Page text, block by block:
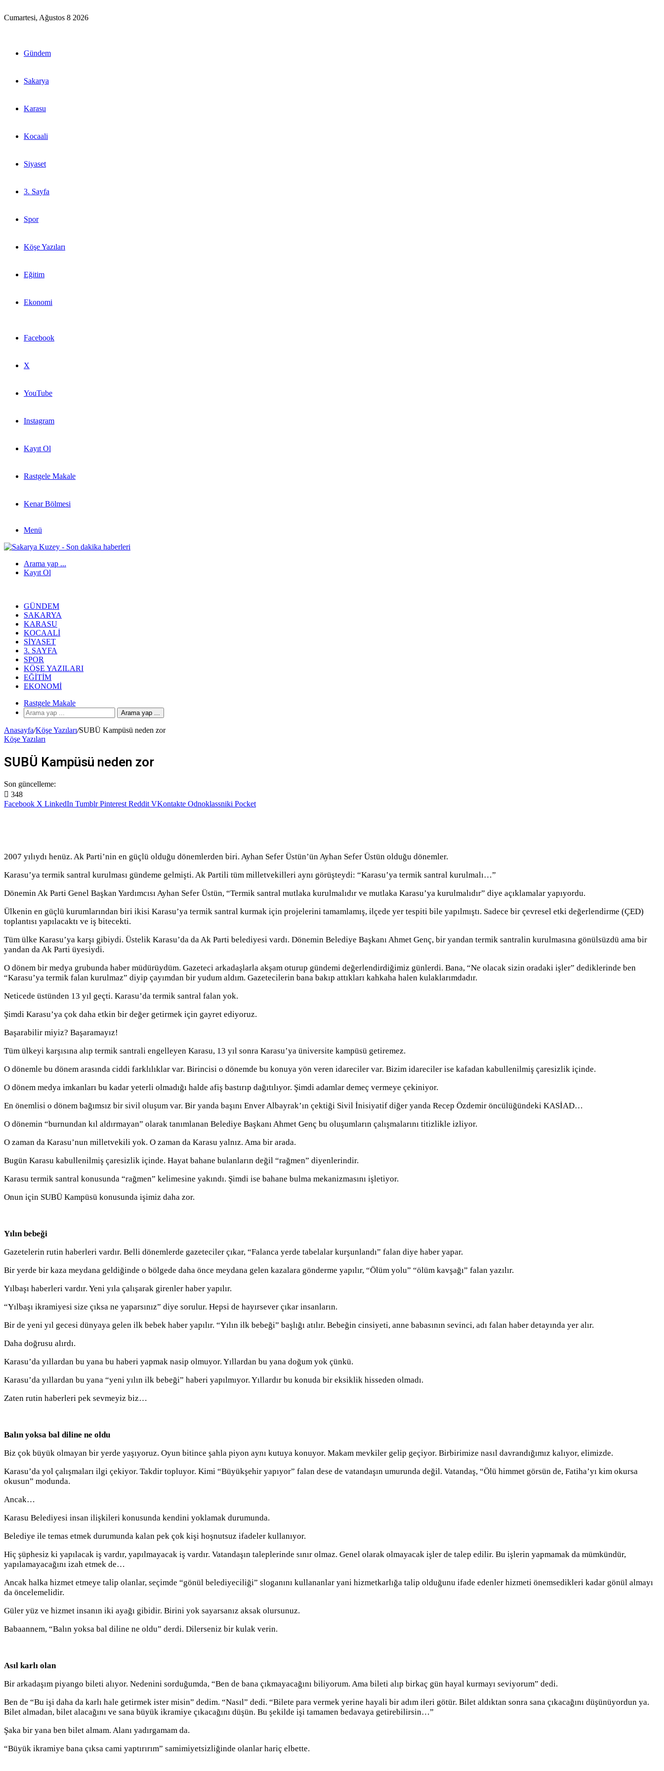
Cumartesi, Ağustos 8 2026
Gündem
Sakarya
Karasu
Kocaali
Siyaset
3. Sayfa
Spor
Köşe Yazıları
Eğitim
Ekonomi
Facebook
X
YouTube
Instagram
Kayıt Ol
Rastgele Makale
Kenar Bölmesi
Menü
Arama yap ...
Kayıt Ol
GÜNDEM
SAKARYA
KARASU
KOCAALI
SIYASET
3. SAYFA
SPOR
KÖŞE YAZILARI
EĞITIM
EKONOMI
Rastgele Makale
Arama yap ...
Anasayfa/Köşe Yazıları/SUBÜ Kampüsü neden zor
Köşe Yazıları
SUBÜ Kampüsü neden zor
Son güncelleme:
348
Facebook X LinkedIn Tumblr Pinterest Reddit VKontakte Odnoklassniki Pocket
2007 yılıydı henüz. Ak Parti’nin en güçlü olduğu dönemlerden biri. Ayhan Sefer Üstün’ün Ayhan Sefer Üstün olduğu dönemler.
Karasu’ya termik santral kurulması gündeme gelmişti. Ak Partili tüm milletvekilleri aynı görüşteydi: “Karasu’ya termik santral kurulmalı…”
Dönemin Ak Parti Genel Başkan Yardımcısı Ayhan Sefer Üstün, “Termik santral mutlaka kurulmalıdır ve mutlaka Karasu’ya kurulmalıdır” diye açıklamalar yapıyordu.
Ülkenin en güçlü kurumlarından biri ikisi Karasu’ya termik santral kurmak için projelerini tamamlamış, ilçede yer tespiti bile yapılmıştı. Sadece bir çevresel etki değerlendirme (ÇED)
toplantısı yapılacaktı ve iş bitecekti.
Tüm ülke Karasu’ya karşı gibiydi. Üstelik Karasu’da da Ak Parti belediyesi vardı. Dönemin Belediye Başkanı Ahmet Genç, bir yandan termik santralin kurulmasına gönülsüzdü ama bir
yandan da Ak Parti üyesiydi.
O dönem bir medya grubunda haber müdürüydüm. Gazeteci arkadaşlarla akşam oturup gündemi değerlendirdiğimiz günlerdi. Bana, “Ne olacak sizin oradaki işler” dediklerinde ben
“Karasu’ya termik falan kurulmaz” diyip çayımdan bir yudum aldım. Gazetecilerin bana bakıp attıkları kahkaha halen kulaklarımdadır.
Neticede üstünden 13 yıl geçti. Karasu’da termik santral falan yok.
Şimdi Karasu’ya çok daha etkin bir değer getirmek için gayret ediyoruz.
Başarabilir miyiz? Başaramayız!
Tüm ülkeyi karşısına alıp termik santrali engelleyen Karasu, 13 yıl sonra Karasu’ya üniversite kampüsü getiremez.
O dönemle bu dönem arasında ciddi farklılıklar var. Birincisi o dönemde bu konuya yön veren idareciler var. Bizim idareciler ise kafadan kabullenilmiş çaresizlik içinde.
O dönem medya imkanları bu kadar yeterli olmadığı halde afiş bastırıp dağıtılıyor. Şimdi adamlar demeç vermeye çekiniyor.
En önemlisi o dönem bağımsız bir sivil oluşum var. Bir yanda başını Enver Albayrak’ın çektiği Sivil İnisiyatif diğer yanda Recep Özdemir öncülüğündeki KASİAD…
O dönemin “burnundan kıl aldırmayan” olarak tanımlanan Belediye Başkanı Ahmet Genç bu oluşumların çalışmalarını titizlikle izliyor.
O zaman da Karasu’nun milletvekili yok. O zaman da Karasu yalnız. Ama bir arada.
Bugün Karasu kabullenilmiş çaresizlik içinde. Hayat bahane bulanların değil “rağmen” diyenlerindir.
Karasu termik santral konusunda “rağmen” kelimesine yakındı. Şimdi ise bahane bulma mekanizmasını işletiyor.
Onun için SUBÜ Kampüsü konusunda işimiz daha zor.
Yılın bebeği
Gazetelerin rutin haberleri vardır. Belli dönemlerde gazeteciler çıkar, “Falanca yerde tabelalar kurşunlandı” falan diye haber yapar.
Bir yerde bir kaza meydana geldiğinde o bölgede daha önce meydana gelen kazalara gönderme yapılır, “Ölüm yolu” “ölüm kavşağı” falan yazılır.
Yılbaşı haberleri vardır. Yeni yıla çalışarak girenler haber yapılır.
“Yılbaşı ikramiyesi size çıksa ne yaparsınız” diye sorulur. Hepsi de hayırsever çıkar insanların.
Bir de yeni yıl gecesi dünyaya gelen ilk bebek haber yapılır. “Yılın ilk bebeği” başlığı atılır. Bebeğin cinsiyeti, anne babasının sevinci, adı falan haber detayında yer alır.
Daha doğrusu alırdı.
Karasu’da yıllardan bu yana bu haberi yapmak nasip olmuyor. Yıllardan bu yana doğum yok çünkü.
Karasu’da yıllardan bu yana “yeni yılın ilk bebeği” haberi yapılmıyor. Yıllardır bu konuda bir eksiklik hisseden olmadı.
Zaten rutin haberleri pek sevmeyiz biz…
Balın yoksa bal diline ne oldu
Biz çok büyük olmayan bir yerde yaşıyoruz. Oyun bitince şahla piyon aynı kutuya konuyor. Makam mevkiler gelip geçiyor. Birbirimize nasıl davrandığımız kalıyor, elimizde.
Karasu’da yol çalışmaları ilgi çekiyor. Takdir topluyor. Kimi “Büyükşehir yapıyor” falan dese de vatandaşın umurunda değil. Vatandaş, “Ölü himmet görsün de, Fatiha’yı kim okursa
okusun” modunda.
Ancak…
Karasu Belediyesi insan ilişkileri konusunda kendini yoklamak durumunda.
Belediye ile temas etmek durumunda kalan pek çok kişi hoşnutsuz ifadeler kullanıyor.
Hiç şüphesiz ki yapılacak iş vardır, yapılmayacak iş vardır. Vatandaşın taleplerinde sınır olmaz. Genel olarak olmayacak işler de talep edilir. Bu işlerin yapmamak da mümkündür,
yapılamayacağını izah etmek de…
Ancak halka hizmet etmeye talip olanlar, seçimde “gönül belediyeciliği” sloganını kullananlar yani hizmetkarlığa talip olduğunu ifade edenler hizmeti önemsedikleri kadar gönül almayı
da öncelemelidir.
Güler yüz ve hizmet insanın iki ayağı gibidir. Birini yok sayarsanız aksak olursunuz.
Babaannem, “Balın yoksa bal diline ne oldu” derdi. Dilerseniz bir kulak verin.
Asıl karlı olan
Bir arkadaşım piyango bileti alıyor. Nedenini sorduğumda, “Ben de bana çıkmayacağını biliyorum. Ama bileti alıp birkaç gün hayal kurmayı seviyorum” dedi.
Ben de “Bu işi daha da karlı hale getirmek ister misin” dedim. “Nasıl” dedi. “Bilete para vermek yerine hayali bir adım ileri götür. Bilet aldıktan sonra sana çıkacağını düşünüyordun ya.
Bilet almadan, bilet alacağını ve sana büyük ikramiye çıkacağını düşün. Bu şekilde işi tamamen bedavaya getirebilirsin…”
Şaka bir yana ben bilet almam. Alanı yadırgamam da.
“Büyük ikramiye bana çıksa cami yaptırırım” samimiyetsizliğinde olanlar hariç elbette.